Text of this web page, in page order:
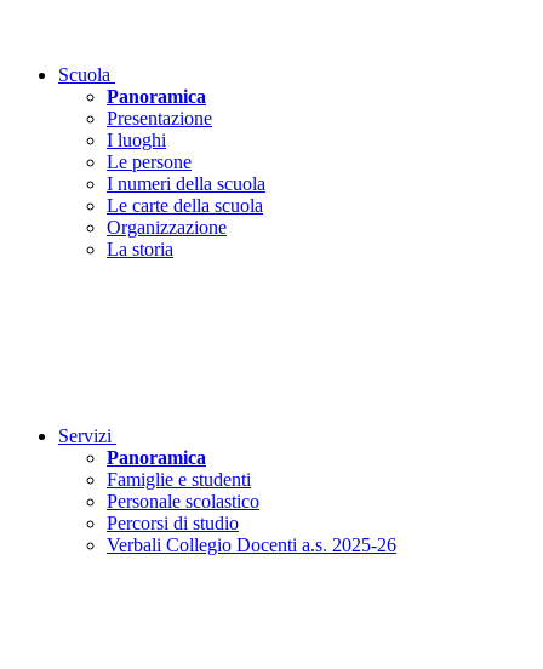
Scuola
Panoramica
Presentazione
I luoghi
Le persone
I numeri della scuola
Le carte della scuola
Organizzazione
La storia
Servizi
Panoramica
Famiglie e studenti
Personale scolastico
Percorsi di studio
Verbali Collegio Docenti a.s. 2025-26